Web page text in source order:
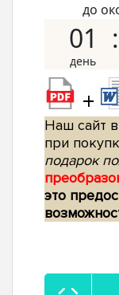
до
01
+
Наш сайт
при
подарок
это